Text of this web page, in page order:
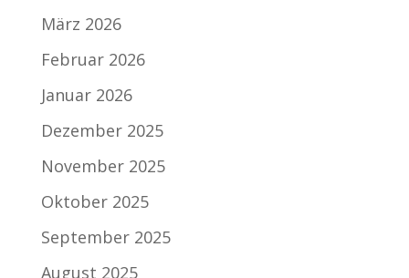
März 2026
Februar 2026
Januar 2026
Dezember 2025
November 2025
Oktober 2025
September 2025
August 2025